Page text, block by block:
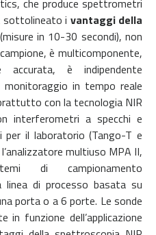
sottolineato i vantaggi della
in 10-30 secondi), non
è multicomponente,
è indipendente
monitoraggio in tempo reale
con la tecnologia NIR
interferometri a specchi e
il laboratorio (Tango-T e
multiuso MPA II,
di campionamento
linea di processo basata su
porta o a 6 porte. Le sonde
funzione dell’applicazione